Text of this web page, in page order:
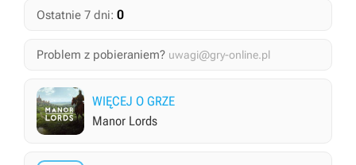
Ostatnie 7 dni: 0
Problem z pobieraniem? uwagi@gry-online.pl
WIĘCEJ O GRZE
Manor Lords